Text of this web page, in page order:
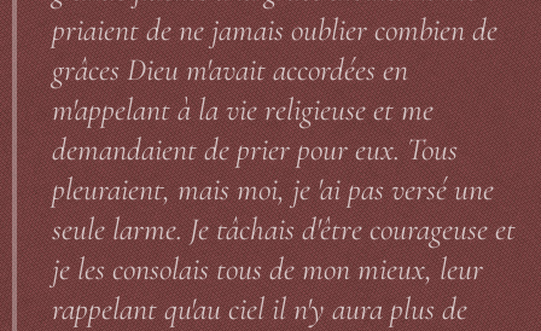
priaient de ne jamais oublier combien de
grâces Dieu m'avait accordées en
m'appelant à la vie religieuse et me
demandaient de prier pour eux. Tous
pleuraient, mais moi, je 'ai pas versé une
seule larme. Je tâchais d'être courageuse et
je les consolais tous de mon mieux, leur
rappelant qu'au ciel il n'y aura plus de